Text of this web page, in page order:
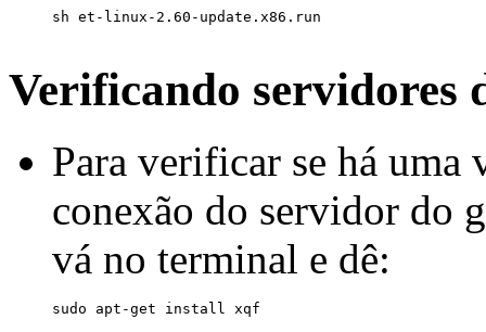
Verificando servidores
Para verificar se há uma
conexão do servidor do
vá no terminal e dê: